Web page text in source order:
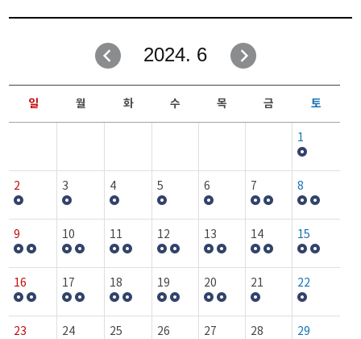
2024. 6
일 월 화 수 목 금 토
1
2 3 4 5 6 7 8
9 10 11 12 13 14 15
16 17 18 19 20 21 22
23 24 25 26 27 28 29